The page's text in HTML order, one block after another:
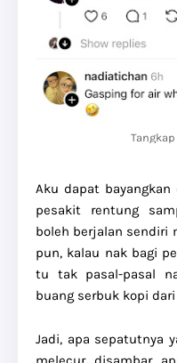
Aku dapat
pesakit rentung
boleh berjalan sendiri
pun, kalau nak bagi
tu tak pasal-pasal
buang serbuk kopi
Jadi, apa sepatutnya